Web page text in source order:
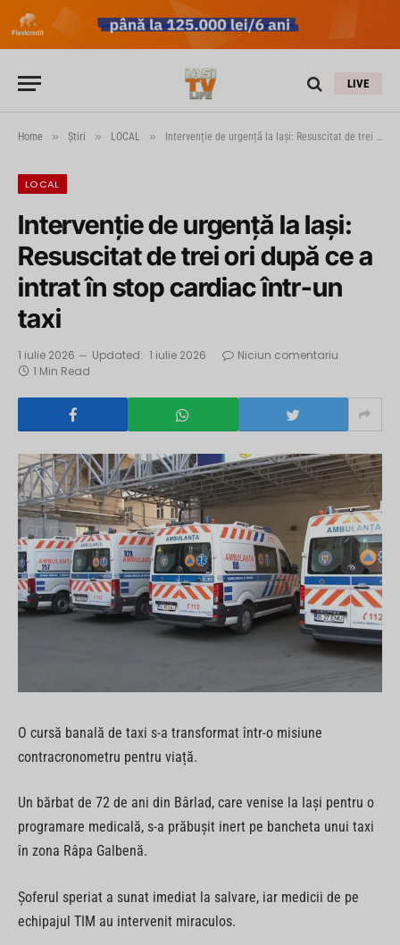
LIVE
Home » Știri » LOCAL » Intervenție de urgență la Iași: Resuscitat de trei ori după ce a intrat în stop cardiac într-un taxi
LOCAL
Intervenție de urgență la Iași:
Resuscitat de trei ori după ce a
intrat în stop cardiac într-un
taxi
1 iulie 2026 Updated: 1 iulie 2026
Niciun comentariu
1 Min Read
O cursă banală de taxi s-a transformat într-o misiune
contracronometru pentru viață.
Un bărbat de 72 de ani din Bârlad, care venise la Iași pentru o
programare medicală, s-a prăbușit inert pe bancheta unui taxi
în zona Râpa Galbenă.
Șoferul speriat a sunat imediat la salvare, iar medicii de pe
echipajul TIM au intervenit miraculos.